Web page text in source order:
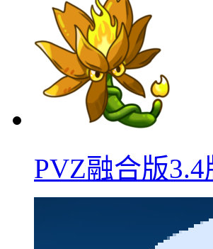
PVZ融合版3.4